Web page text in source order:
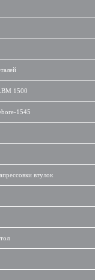
1500
1545
втулок